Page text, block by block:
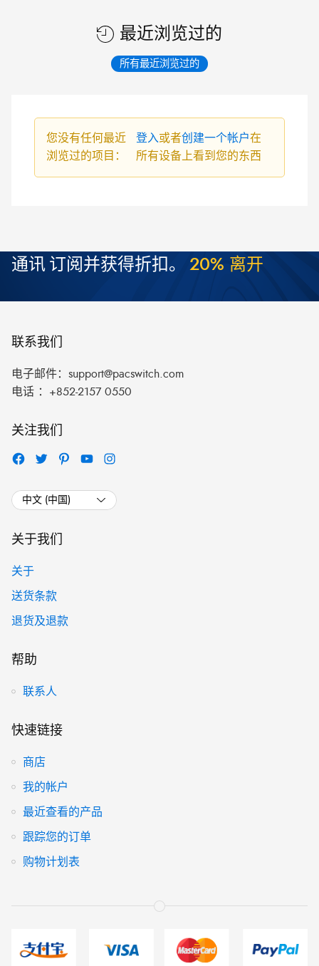
最近浏览过的
所有最近浏览过的
您没有任何最近
浏览过的项目：
登入或者创建一个帐户在
所有设备上看到您的东西
通讯 订阅并获得折扣。 20% 离开
联系我们
电子邮件： support@pacswitch.com
电话 ： +852-2157 0550
关注我们
关于我们
关于
送货条款
退货及退款
帮助
联系人
快速链接
商店
我的帐户
最近查看的产品
跟踪您的订单
购物计划表